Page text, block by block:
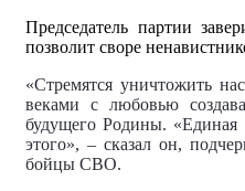
Председатель партии
позволит своре
«Стремятся уничтожить
веками с любовью
будущего Родины. «Единая
этого», – сказал он,
бойцы СВО.